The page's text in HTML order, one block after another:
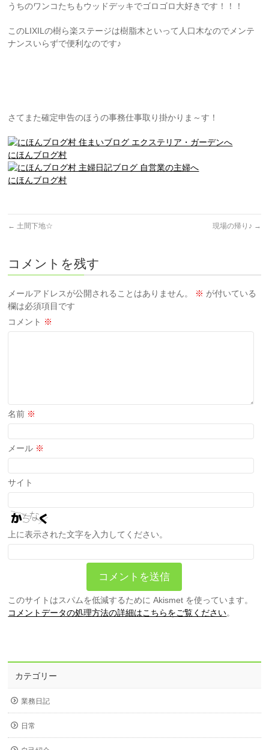
うちのワンコたちもウッドデッキでゴロゴロ大好きです！！！
このLIXILの樹ら楽ステージは樹脂木といって人口木なのでメンテ
ナンスいらずで便利なのです♪
さてまた確定申告のほうの事務仕事取り掛かりま～す！
にほんブログ村
にほんブログ村
← 土間下地☆ 現場の帰り♪ →
コメントを残す
メールアドレスが公開されることはありません。 ※ が付いている
欄は必須項目です
コメント ※
名前 ※
メール ※
サイト
上に表示された文字を入力してください。
このサイトはスパムを低減するために Akismet を使っています。
コメントデータの処理方法の詳細はこちらをご覧ください。
カテゴリー
業務日記
日常